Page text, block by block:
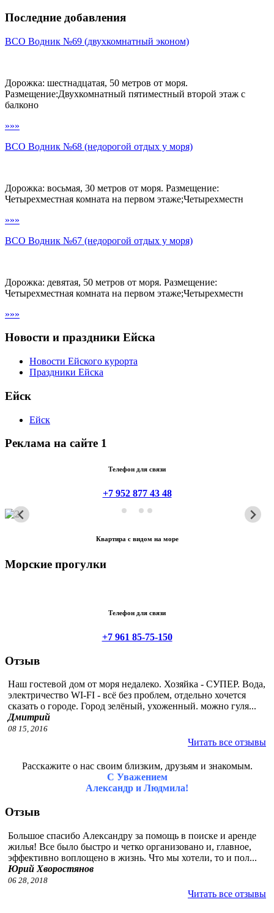
Последние добавления
ВСО Водник №69 (двухкомнатный эконом)
Дорожка: шестнадцатая, 50 метров от моря.
Размещение:Двухкомнатный пятиместный второй этаж с
балконо
»»»
ВСО Водник №68 (недорогой отдых у моря)
Дорожка: восьмая, 30 метров от моря. Размещение:
Четырехместная комната на первом этаже;Четырехместн
»»»
ВСО Водник №67 (недорогой отдых у моря)
Дорожка: девятая, 50 метров от моря. Размещение:
Четырехместная комната на первом этаже;Четырехместн
»»»
Новости и праздники Ейска
Новости Ейского курорта
Праздники Ейска
Ейск
Ейск
Реклама на сайте 1
Телефон для связи
+7 952 877 43 48
Квартира с видом на море
Морские прогулки
Телефон для связи
+7 961 85-75-150
Отзыв
Наш гостевой дом от моря недалеко. Хозяйка - СУПЕР. Вода,
электричество WI-FI - всё без проблем, отдельно хочется
сказать о городе. Город зелёный, ухоженный. можно гуля...
Дмитрий
08 15, 2016
Читать все отзывы
Расскажите о нас своим близким, друзьям и знакомым.
С Уважением
Александр и Людмила!
Отзыв
Большое спасибо Александру за помощь в поиске и аренде
жилья! Все было быстро и четко организовано и, главное,
эффективно воплощено в жизнь. Что мы хотели, то и пол...
Юрий Хворостянов
06 28, 2018
Читать все отзывы